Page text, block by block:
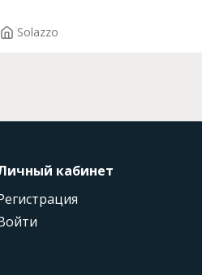
Solazzo
кабинет